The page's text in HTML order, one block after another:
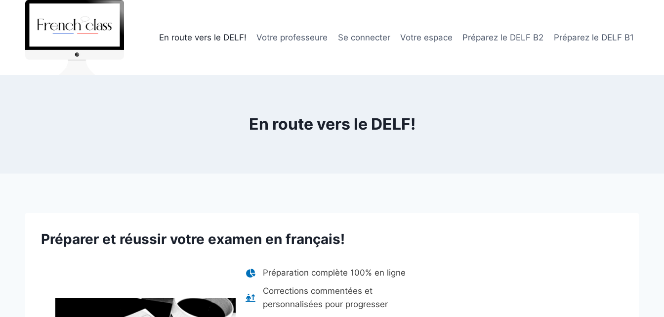
En route vers le DELF! Votre professeure Se connecter Votre espace Préparez le DELF B2 Préparez le DELF B1
En route vers le DELF!
Préparer et réussir votre examen en français!
Préparation complète 100% en ligne
Corrections commentées et
personnalisées pour progresser